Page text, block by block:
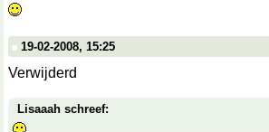
19-02-2008, 15:25
Verwijderd
Lisaaah schreef: